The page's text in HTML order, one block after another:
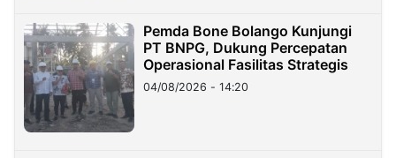
Pemda Bone Bolango Kunjungi
PT BNPG, Dukung Percepatan
Operasional Fasilitas Strategis
04/08/2026 - 14:20